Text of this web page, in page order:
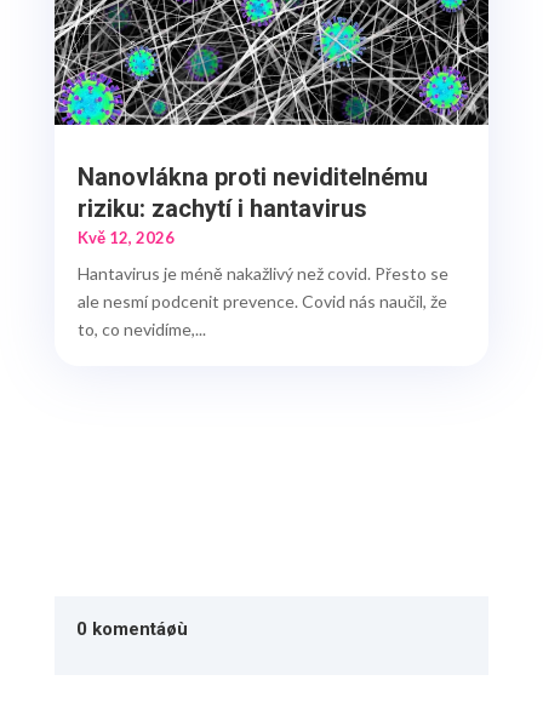
Nanovlákna proti neviditelnému
riziku: zachytí i hantavirus
Kvě 12, 2026
Hantavirus je méně nakažlivý než covid. Přesto se
ale nesmí podcenit prevence. Covid nás naučil, že
to, co nevidíme,...
0 komentáøù